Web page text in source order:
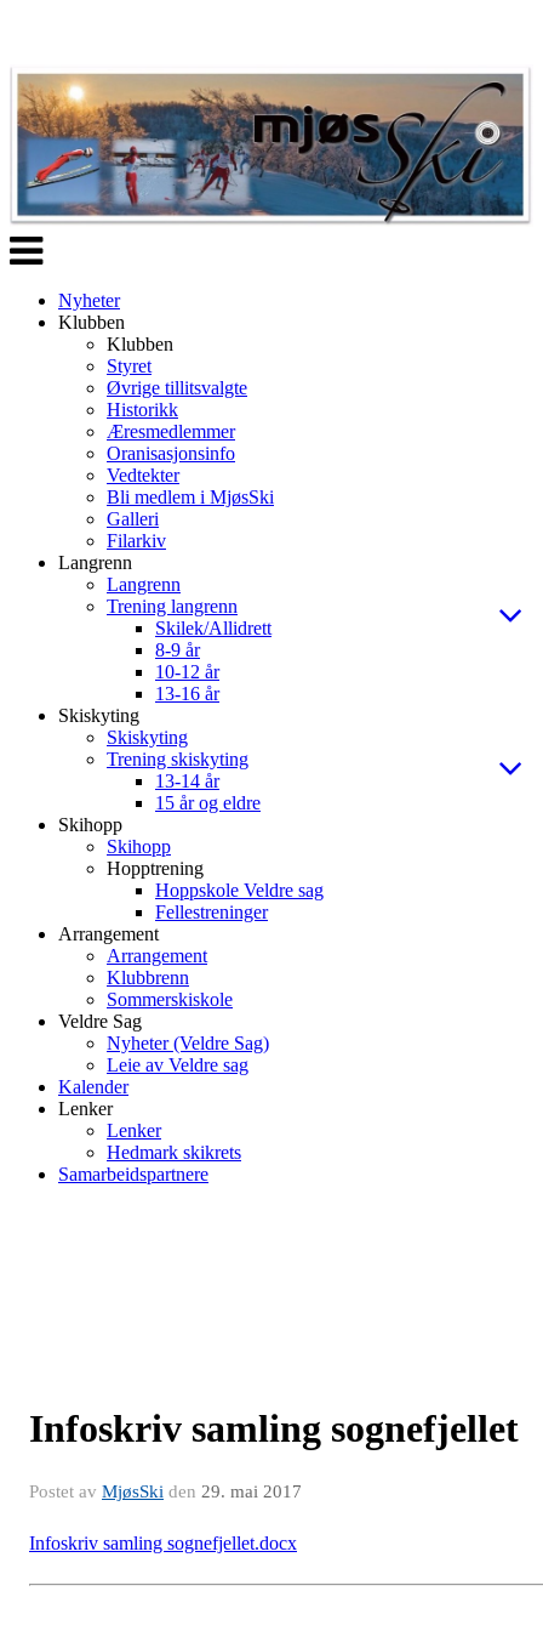
Veksle
navigasjon
Nyheter
Klubben
Klubben
Styret
Øvrige tillitsvalgte
Historikk
Æresmedlemmer
Oranisasjonsinfo
Vedtekter
Bli medlem i MjøsSki
Galleri
Filarkiv
Langrenn
Langrenn
Trening langrenn
Skilek/Allidrett
8-9 år
10-12 år
13-16 år
Skiskyting
Skiskyting
Trening skiskyting
13-14 år
15 år og eldre
Skihopp
Skihopp
Hopptrening
Hoppskole Veldre sag
Fellestreninger
Arrangement
Arrangement
Klubbrenn
Sommerskiskole
Veldre Sag
Nyheter (Veldre Sag)
Leie av Veldre sag
Kalender
Lenker
Lenker
Hedmark skikrets
Samarbeidspartnere
Infoskriv samling sognefjellet
Postet av MjøsSki den 29. mai 2017
Infoskriv samling sognefjellet.docx